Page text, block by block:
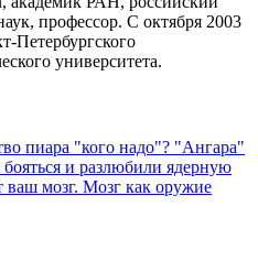
профессор. С октября 2003
Петербургского
университета.
пиара "кого надо"? "Ангара"
и разлюбили ядерную
ваш мозг. Мозг как оружие